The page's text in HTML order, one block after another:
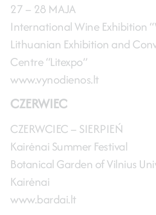
27 – 28 MAJA
International Wine Exhibition
Lithuanian Exhibition and
Centre “Litexpo”
www.vynodienos.lt
CZERWIEC
CZERWCIEC – SIERPIEŃ
Kairėnai Summer Festival
Botanical Garden of Vilnius
Kairėnai
www.bardai.lt